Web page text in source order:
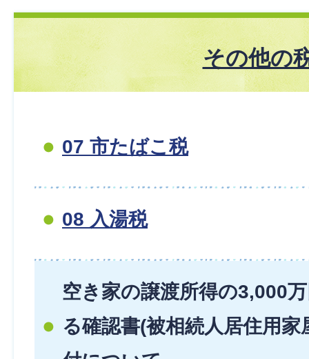
その他の
07 市たばこ税
08 入湯税
空き家の譲渡所得の3,000
る確認書(被相続人居住用家